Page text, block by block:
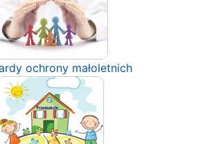
ochrony małoletnich